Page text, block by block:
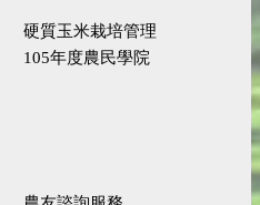
硬質玉米栽培管理
105年度農民學院